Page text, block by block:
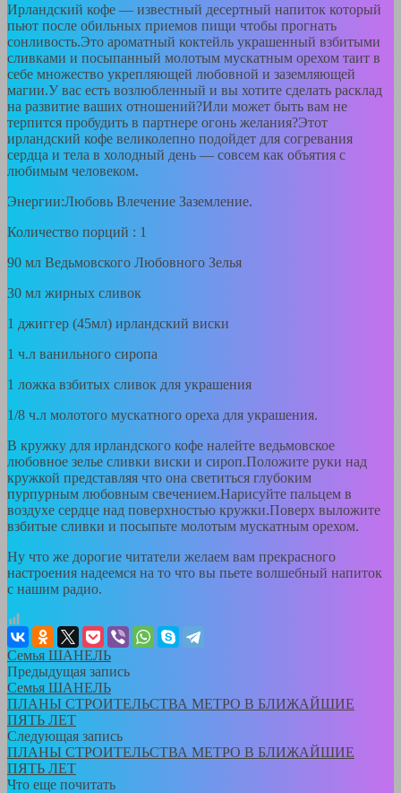
Ирландский кофе — известный десертный напиток который
пьют после обильных приемов пищи чтобы прогнать
сонливость.Это ароматный коктейль украшенный взбитыми
сливками и посыпанный молотым мускатным орехом таит в
себе множество укрепляющей любовной и заземляющей
магии.У вас есть возлюбленный и вы хотите сделать расклад
на развитие ваших отношений?Или может быть вам не
терпится пробудить в партнере огонь желания?Этот
ирландский кофе великолепно подойдет для согревания
сердца и тела в холодный день — совсем как объятия с
любимым человеком.
Энергии:Любовь Влечение Заземление.
Количество порций : 1
90 мл Ведьмовского Любовного Зелья
30 мл жирных сливок
1 джиггер (45мл) ирландский виски
1 ч.л ванильного сиропа
1 ложка взбитых сливок для украшения
1/8 ч.л молотого мускатного ореха для украшения.
В кружку для ирландского кофе налейте ведьмовское
любовное зелье сливки виски и сироп.Положите руки над
кружкой представляя что она светиться глубоким
пурпурным любовным свечением.Нарисуйте пальцем в
воздухе сердце над поверхностью кружки.Поверх выложите
взбитые сливки и посыпьте молотым мускатным орехом.
Ну что же дорогие читатели желаем вам прекрасного
настроения надеемся на то что вы пьете волшебный напиток
с нашим радио.
Семья ШАНЕЛЬ
Предыдущая запись
Семья ШАНЕЛЬ
ПЛАНЫ СТРОИТЕЛЬСТВА МЕТРО В БЛИЖАЙШИЕ
ПЯТЬ ЛЕТ
Следующая запись
ПЛАНЫ СТРОИТЕЛЬСТВА МЕТРО В БЛИЖАЙШИЕ
ПЯТЬ ЛЕТ
Что еще почитать